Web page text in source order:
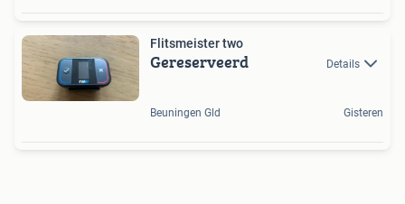
Flitsmeister two
Gereserveerd Details
Beuningen Gld Gisteren